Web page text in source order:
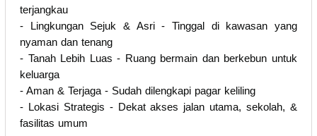
terjangkau
- Lingkungan Sejuk & Asri - Tinggal di kawasan yang
nyaman dan tenang
- Tanah Lebih Luas - Ruang bermain dan berkebun untuk
keluarga
- Aman & Terjaga - Sudah dilengkapi pagar keliling
- Lokasi Strategis - Dekat akses jalan utama, sekolah, &
fasilitas umum